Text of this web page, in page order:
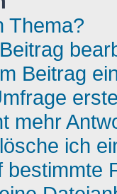
Thema?
Beitrag
mehr
ich
bestimmte